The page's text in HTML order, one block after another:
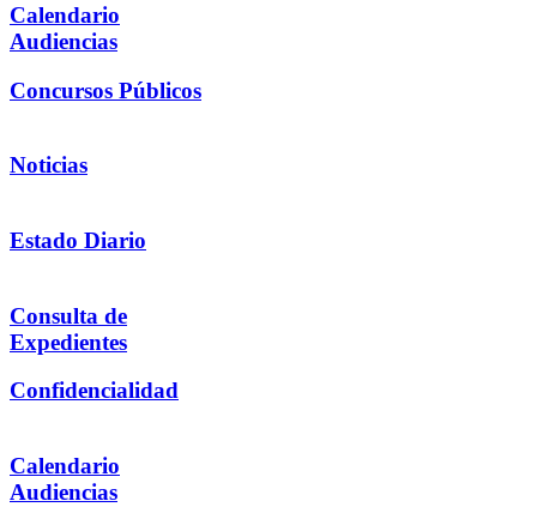
Calendario
Audiencias
Concursos Públicos
Noticias
Estado Diario
Consulta de
Expedientes
Confidencialidad
Calendario
Audiencias